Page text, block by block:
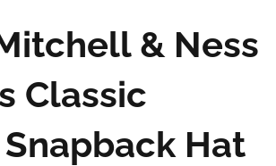
& Ness
Classic
Hat